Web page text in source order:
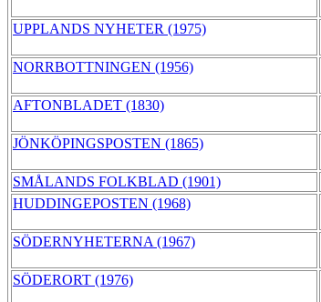
UPPLANDS NYHETER (1975)
NORRBOTTNINGEN (1956)
AFTONBLADET (1830)
JÖNKÖPINGSPOSTEN (1865)
SMÅLANDS FOLKBLAD (1901)
HUDDINGEPOSTEN (1968)
SÖDERNYHETERNA (1967)
SÖDERORT (1976)